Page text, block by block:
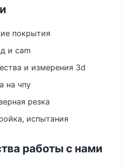
покрытия
и cam
и измерения 3d
на чпу
резка
испытания
работы с нами